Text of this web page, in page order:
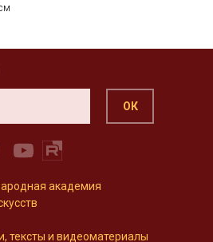
ОК
академия
тексты и видеоматериалы